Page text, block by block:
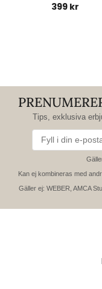
399 kr
Tips, exklusiva
Kan ej kombineras med
Gäller ej: WEBER, AMCA